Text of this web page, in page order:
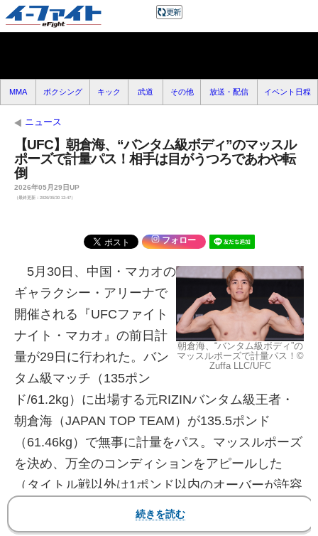
MMA ボクシング キック 武道 その他 放送・配信 イベント日程
ニュース
【UFC】朝倉海、“バンタム級ボディ”のマッスル
ポーズで計量パス！相手は目がうつろであわや転
倒
2026年05月29日UP
（最終更新：2026/05/30 12:47）
フォロー
朝倉海、“バンタム級ボディ”の
マッスルポーズで計量パス！©
Zuffa LLC/UFC
5月30日、中国・マカオの
ギャラクシー・アリーナで
開催される『UFCファイト
ナイト・マカオ』の前日計
量が29日に行われた。バン
タム級マッチ（135ポン
ド/61.2kg）に出場する元RIZINバンタム級王者・
朝倉海（JAPAN TOP TEAM）が135.5ポンド
（61.46kg）で無事に計量をパス。マッスルポーズ
を決め、万全のコンディションをアピールした
（タイトル戦以外は1ポンド以内のオーバーが許容
範囲として認められている）。